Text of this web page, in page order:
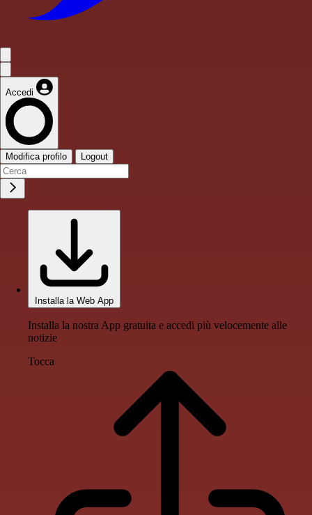
Accedi
Modifica profilo Logout
Installa la Web App
Installa la nostra App gratuita e accedi più velocemente alle
notizie
Tocca